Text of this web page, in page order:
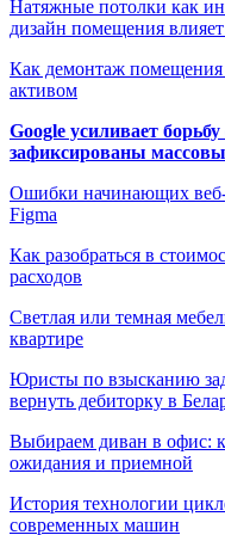
Натяжные потолки как
дизайн помещения
Как демонтаж помещения
активом
Google усиливает
зафиксированы
Ошибки начинающих веб-
Figma
Как разобраться в
расходов
Светлая или темная
квартире
Юристы по взысканию
вернуть дебиторку в
Выбираем диван в офис:
ожидания и приемной
История технологии
современных машин